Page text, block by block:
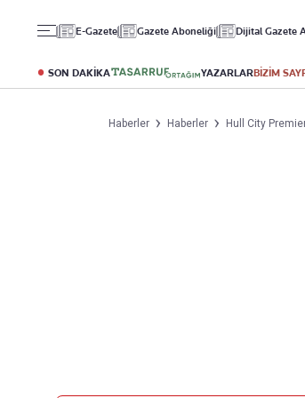
E-Gazete Gazete Aboneliği Dijital Gazete
SON DAKİKA YAZARLARBİZİM
Altın
Döviz
Kripto Para
Haberler Haberler Hull City